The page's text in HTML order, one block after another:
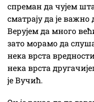
спреман да чујем
сматрају да је
Верујем да много
зато морамо да
нека врста
нека врста
је Вучић.